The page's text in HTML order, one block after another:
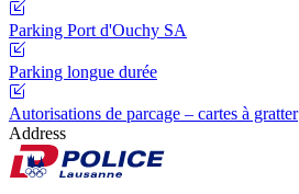
Parking Port d'Ouchy SA
Parking longue durée
Autorisations de parcage – cartes à gratter
Address